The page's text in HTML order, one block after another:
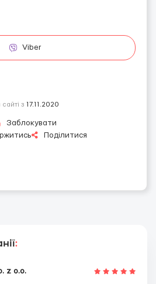
Viber
сайті з 17.11.2020
Заблокувати
Поділитися
:
z o.o.